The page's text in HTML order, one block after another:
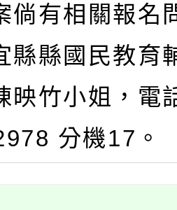
倘有相關報名
縣縣國民教育
映竹小姐，電
分機17。